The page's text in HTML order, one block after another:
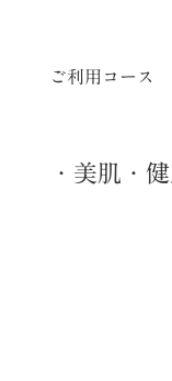
ご利用コース
・美肌・